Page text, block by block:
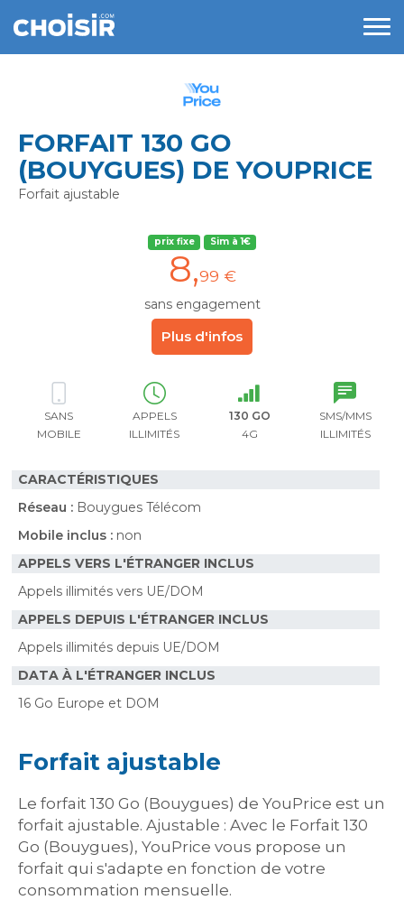
FORFAIT 130 GO
(BOUYGUES) DE YOUPRICE
Forfait ajustable
prix fixe Sim à 1€
8,99 €
sans engagement
Plus d'infos
SANS
MOBILE
APPELS
ILLIMITÉS
130 GO
4G
SMS/MMS
ILLIMITÉS
CARACTÉRISTIQUES
Réseau : Bouygues Télécom
Mobile inclus : non
APPELS VERS L'ÉTRANGER INCLUS
Appels illimités vers UE/DOM
APPELS DEPUIS L'ÉTRANGER INCLUS
Appels illimités depuis UE/DOM
DATA À L'ÉTRANGER INCLUS
16 Go Europe et DOM
Forfait ajustable
Le forfait 130 Go (Bouygues) de YouPrice est un
forfait ajustable. Ajustable : Avec le Forfait 130
Go (Bouygues), YouPrice vous propose un
forfait qui s'adapte en fonction de votre
consommation mensuelle.